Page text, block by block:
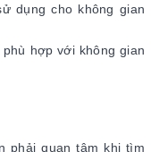
dụng cho không gian
hợp với không gian
phải quan tâm khi tìm